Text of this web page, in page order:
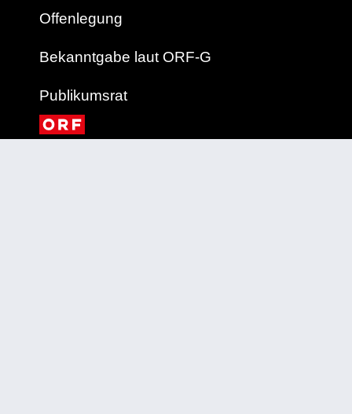
Offenlegung
Bekanntgabe laut ORF-G
Publikumsrat